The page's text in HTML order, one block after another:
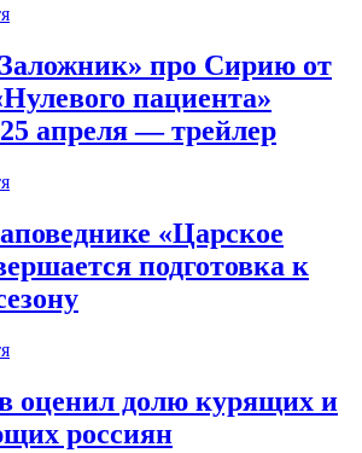
про Сирию от
пациента»
25 апреля — трейлер
«Царское
подготовка к
оценил долю курящих и
россиян